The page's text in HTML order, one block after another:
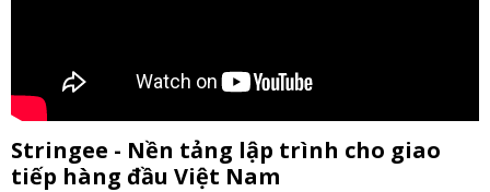
Stringee - Nền tảng lập trình cho giao
tiếp hàng đầu Việt Nam